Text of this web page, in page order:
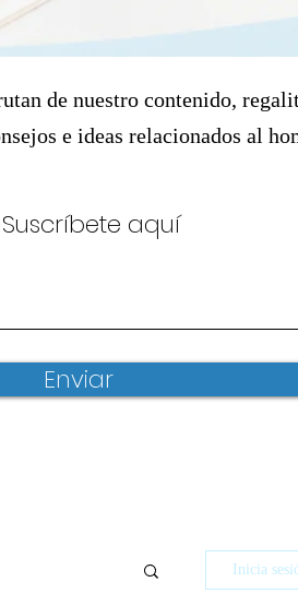
de nuestro contenido,
e ideas relacionados al
Suscríbete aquí
Enviar
Inicia